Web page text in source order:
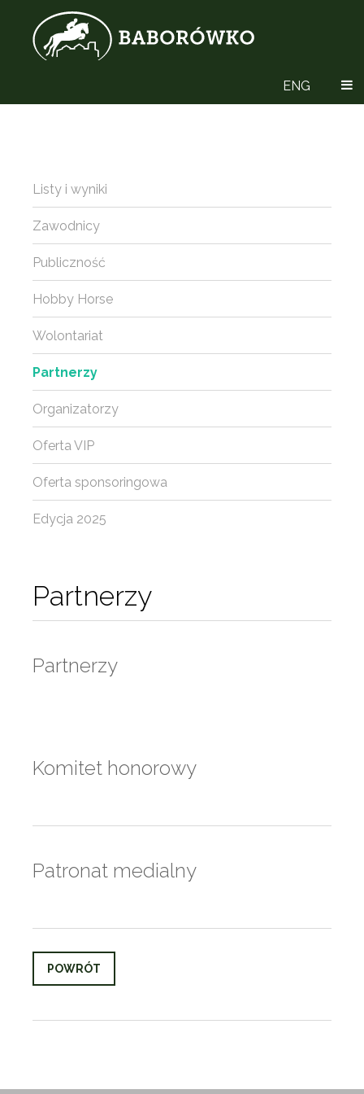
ENG
Partnerzy
Partnerzy
Komitet honorowy
Patronat medialny
POWRÓT
Listy i wyniki
Zawodnicy
Publiczność
Hobby Horse
Wolontariat
Partnerzy
Organizatorzy
Oferta VIP
Oferta sponsoringowa
Edycja 2025